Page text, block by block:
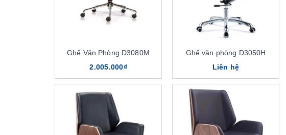
Ghế Văn Phòng D3080M
2.005.000₫
Ghế văn phòng D3050H
Liên hệ